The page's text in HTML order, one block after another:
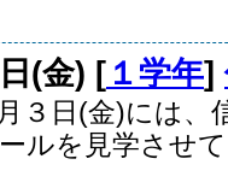
(金) [ １学年]
３日(金)には、
ルを見学させ